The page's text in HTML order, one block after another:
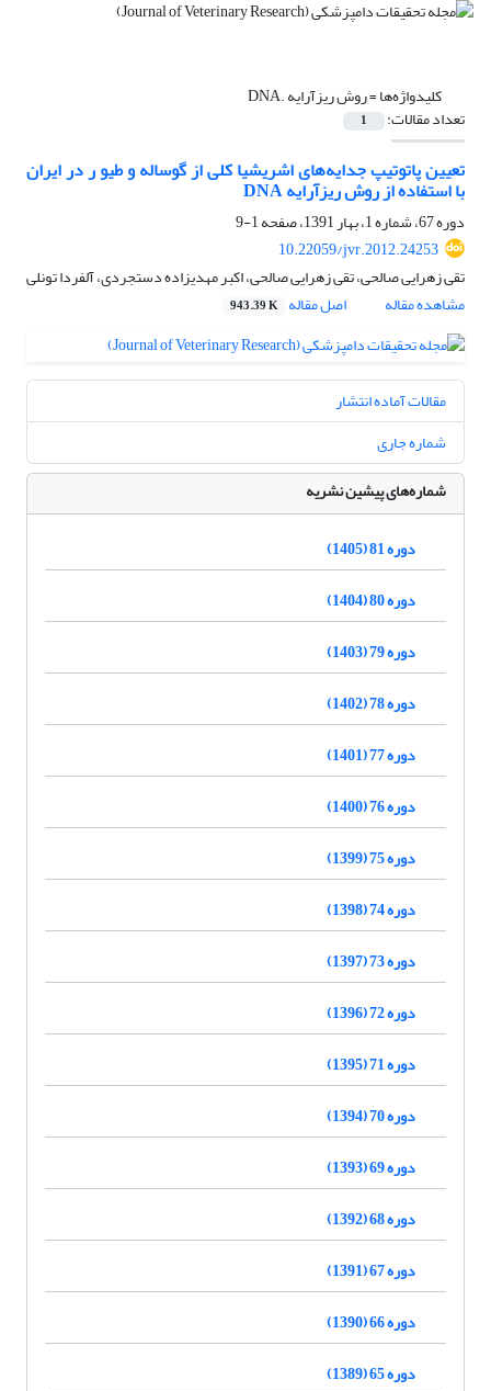
کلیدواژه‌ها =روش ریزآرایه .DNA
تعداد مقالات: 1
تعیین پاتوتیپ جدایه‌های اشریشیا کلی ‌از گوساله و طیو ر در ایران
با استفاده از روش ریزآرایه DNA
دوره 67، شماره 1، بهار 1391، صفحه
1-9
10.22059/jvr.2012.24253
تقی زهرایی صالحی، تقی زهرایی صالحی، اکبر مهدیزاده دستجردی، آلفردا تونلی
مشاهده مقاله
اصل مقاله 943.39 K
مقالات آماده انتشار
شماره جاری
شماره‌های پیشین نشریه
دوره 81 (1405)
دوره 80 (1404)
دوره 79 (1403)
دوره 78 (1402)
دوره 77 (1401)
دوره 76 (1400)
دوره 75 (1399)
دوره 74 (1398)
دوره 73 (1397)
دوره 72 (1396)
دوره 71 (1395)
دوره 70 (1394)
دوره 69 (1393)
دوره 68 (1392)
دوره 67 (1391)
دوره 66 (1390)
دوره 65 (1389)